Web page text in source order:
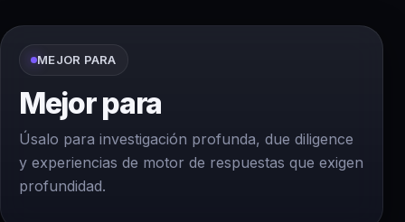
MEJOR PARA
Mejor para
Úsalo para investigación profunda, due diligence
y experiencias de motor de respuestas que exigen
profundidad.